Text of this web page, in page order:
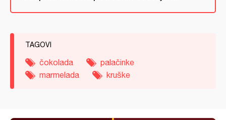
TAGOVI
čokolada
palačinke
marmelada
kruške